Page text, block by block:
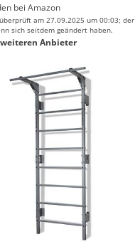
bei Amazon
am 27.09.2025 um 00:03; der
sich seitdem geändert haben.
Anbieter